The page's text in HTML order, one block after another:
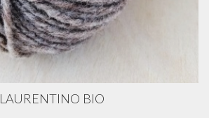
LAURENTINO BIO